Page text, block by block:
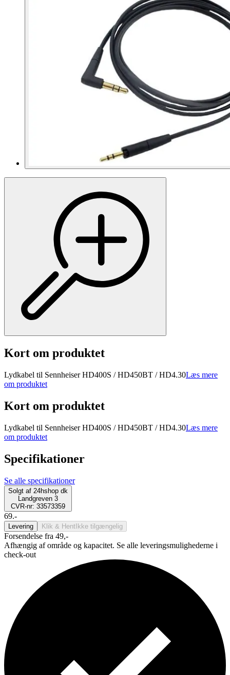
Kort om produktet
Lydkabel til Sennheiser HD400S / HD450BT / HD4.30Læs mere
om produktet
Kort om produktet
Lydkabel til Sennheiser HD400S / HD450BT / HD4.30Læs mere
om produktet
Specifikationer
Se alle specifikationer
Solgt af 24hshop dk
Landgreven 3
CVR-nr: 33573359
69.-
Levering Klik & Hent Ikke tilgængelig
Forsendelse fra 49,-
Afhængig af område og kapacitet. Se alle leveringsmulighederne i
check-out